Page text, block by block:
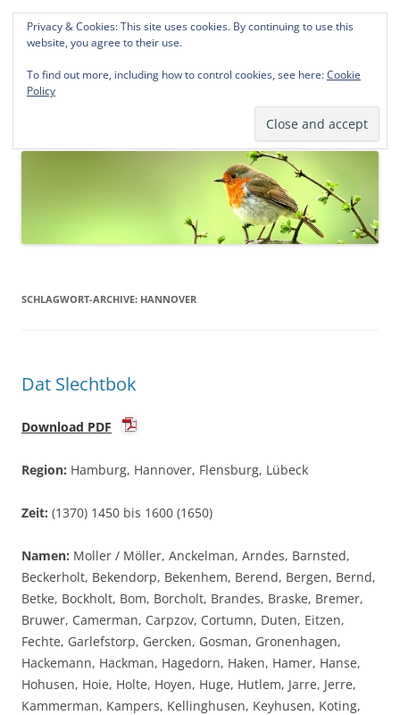
Norddeutsche Genealogien
Michael Kohlhaas und Jens Kirchhoff
springen
SCHLAGWORT-ARCHIVE: HANNOVER
Dat Slechtbok
Download PDF
Region: Hamburg, Hannover, Flensburg, Lübeck
Zeit: (1370) 1450 bis 1600 (1650)
Namen: Moller / Möller, Anckelman, Arndes, Barnsted,
Beckerholt, Bekendorp, Bekenhem, Berend, Bergen, Bernd,
Betke, Bockholt, Bom, Borcholt, Brandes, Braske, Bremer,
Bruwer, Camerman, Carpzov, Cortumn, Duten, Eitzen,
Fechte, Garlefstorp, Gercken, Gosman, Gronenhagen,
Hackemann, Hackman, Hagedorn, Haken, Hamer, Hanse,
Hohusen, Hoie, Holte, Hoyen, Huge, Hutlem, Jarre, Jerre,
Kammerman, Kampers, Kellinghusen, Keyhusen, Koting,
Privacy & Cookies: This site uses cookies. By continuing to use this
website, you agree to their use.
To find out more, including how to control cookies, see here:Cookie
Policy